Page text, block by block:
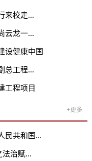
来校走...
云龙一...
设健康中国
总工程...
工程项目
+更多
民共和国...
法治赋...